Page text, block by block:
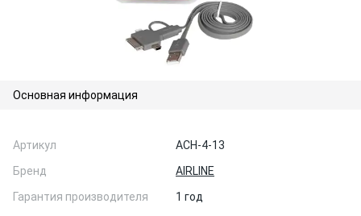
Основная информация
Артикул
ACH-4-13
Бренд
AIRLINE
Гарантия производителя
1 год